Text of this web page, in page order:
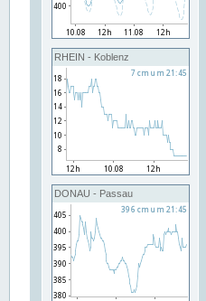
RHEIN - Koblenz
DONAU - Passau